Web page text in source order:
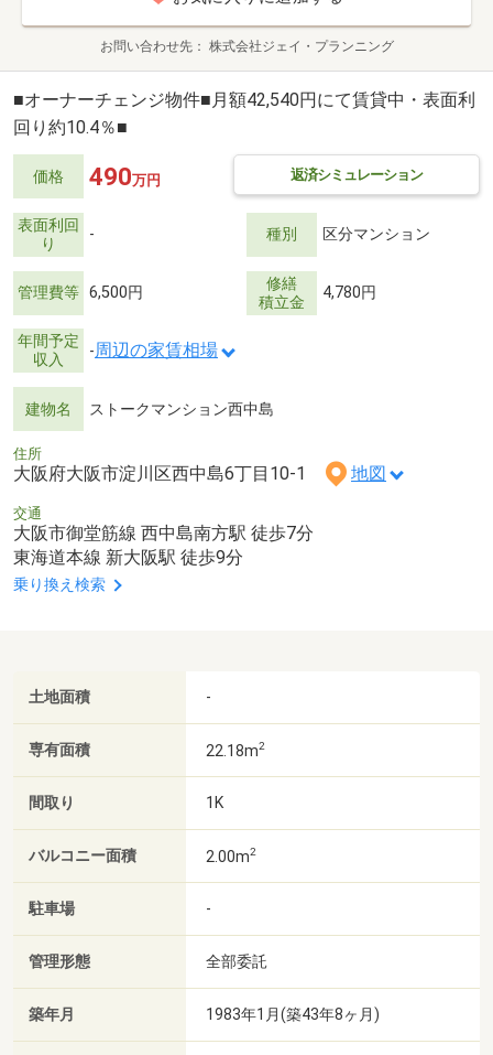
お問い合わせ先 株式会社ジェイ・プランニング
■オーナーチェンジ物件■月額42,540円にて賃貸中・表面利
回り約10.4％■
価格 返済シミュレーション
490万円
表面利回
り
- 種別 区分マンション
管理費等 6,500円
修繕
積立金
4,780円
年間予定
収入
-周辺の家賃相場
建物名 ストークマンション西中島
住所
大阪府大阪市淀川区西中島6丁目10-1 地図
交通
大阪市御堂筋線 西中島南方駅 徒歩7分
東海道本線 新大阪駅 徒歩9分
乗り換え検索
土地面積 -
専有面積 22.18m2
間取り 1K
バルコニー面積 2.00m2
駐車場 -
管理形態 全部委託
築年月 1983年1月(築43年8ヶ月)